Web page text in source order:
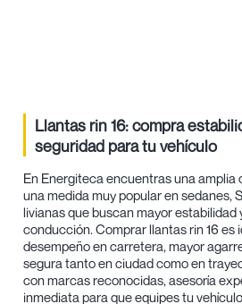
Llantas rin 16: compra
seguridad para tu vehículo
En Energiteca encuentras una amplia
una medida muy popular en sedanes,
livianas que buscan mayor estabilidad
conducción. Comprar llantas rin 16 es
desempeño en carretera, mayor
segura tanto en ciudad como en
con marcas reconocidas, asesoría
inmediata para que equipes tu